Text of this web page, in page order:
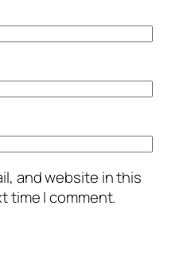
and website in this
time I comment.